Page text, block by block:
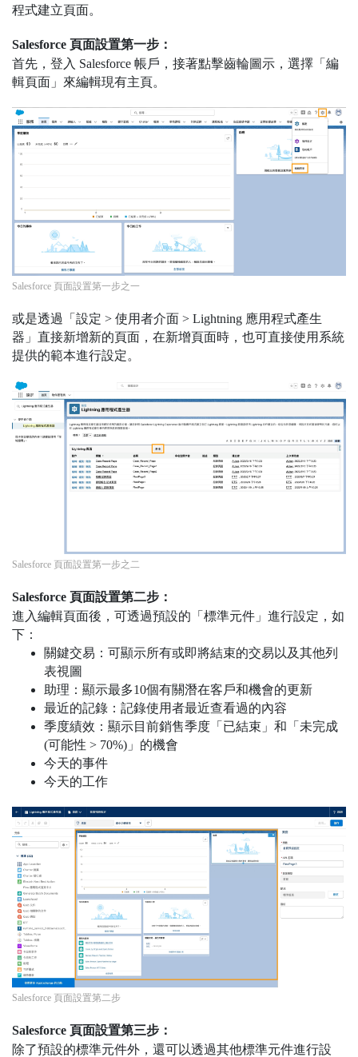
程式建立頁面。
Salesforce 頁面設置第一步：
首先，登入 Salesforce 帳戶，接著點擊齒輪圖示，選擇「編
輯頁面」來編輯現有主頁。
Salesforce 頁面設置第一步之一
或是透過「設定 > 使用者介面 > Lightning 應用程式產生
器」直接新增新的頁面，在新增頁面時，也可直接使用系統
提供的範本進行設定。
Salesforce 頁面設置第一步之二
Salesforce 頁面設置第二步：
進入編輯頁面後，可透過預設的「標準元件」進行設定，如
下：
關鍵交易：可顯示所有或即將結束的交易以及其他列
表視圖
助理：顯示最多10個有關潛在客戶和機會的更新
最近的記錄：記錄使用者最近查看過的內容
季度績效：顯示目前銷售季度「已結束」和「未完成
(可能性 > 70%)」的機會
今天的事件
今天的工作
Salesforce 頁面設置第二步
Salesforce 頁面設置第三步：
除了預設的標準元件外，還可以透過其他標準元件進行設